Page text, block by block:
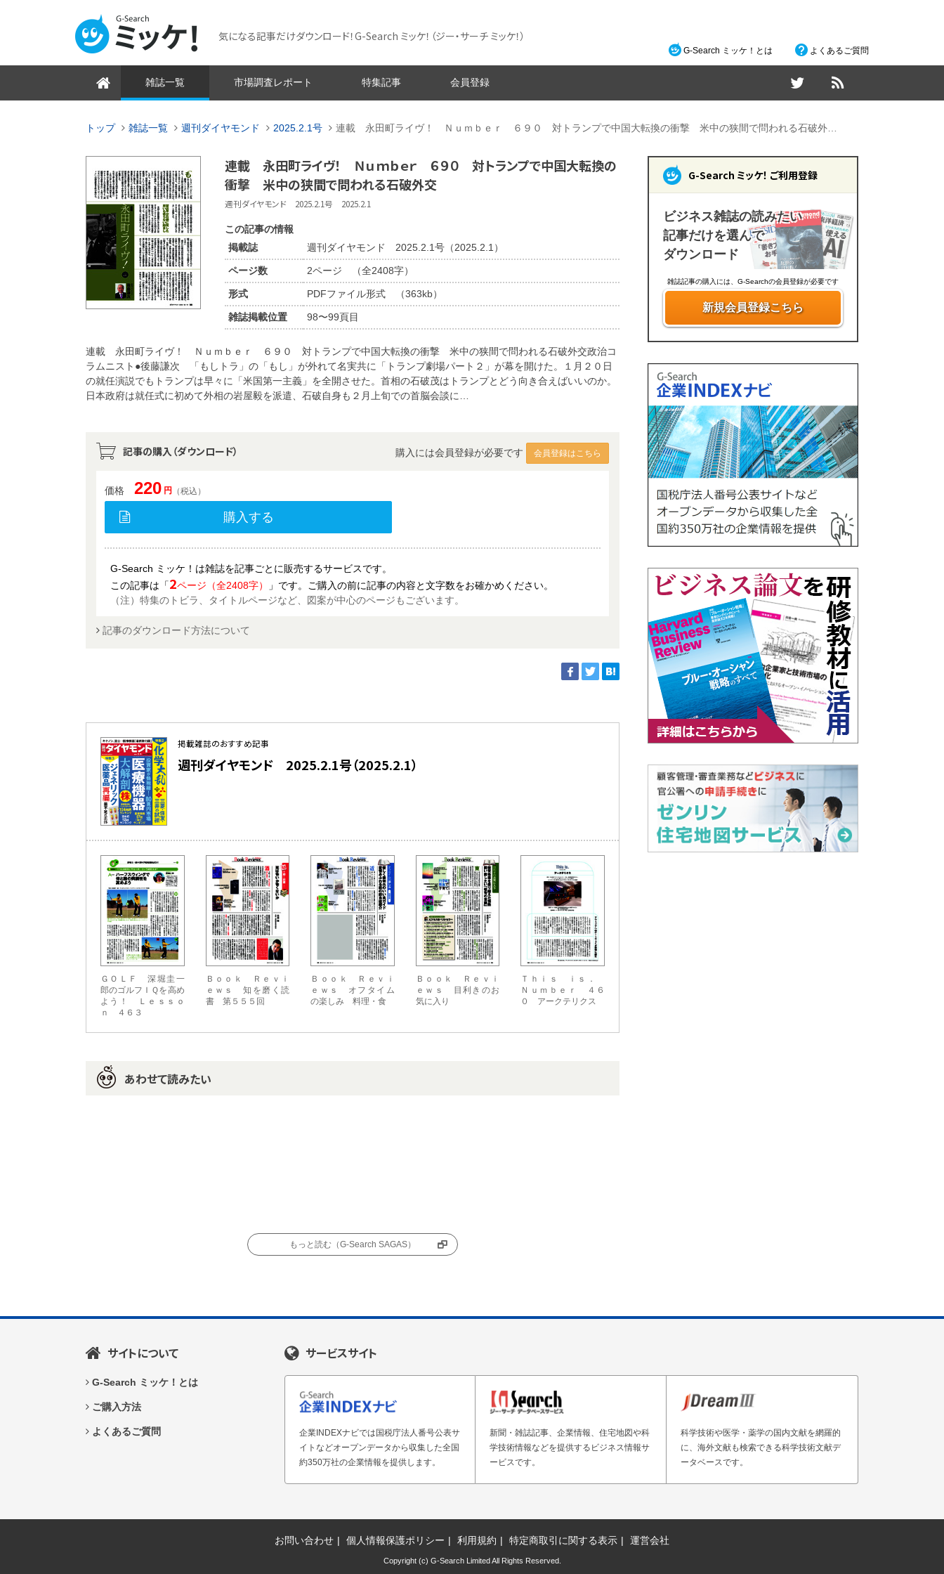
気になる記事だけダウンロード！G-Search ミッケ！ （ジー・サーチ ミッケ！）
G-Search ミッケ！とは よくあるご質問
雑誌一覧 市場調査レポート 特集記事 会員登録
トップ 雑誌一覧 週刊ダイヤモンド 2025.2.1号 連載 永田町ライヴ！ Ｎｕｍｂｅｒ ６９０ 対トランプで中国大転換の衝撃 米中の狭間で問われる石破外…
連載 永田町ライヴ！ Ｎｕｍｂｅｒ ６９０ 対トランプで中国大転換の
衝撃 米中の狭間で問われる石破外交
週刊ダイヤモンド 2025.2.1号 2025.2.1
この記事の情報
掲載誌
週刊ダイヤモンド 2025.2.1号（2025.2.1）
ページ数 2ページ （全2408字）
形式 PDFファイル形式 （363kb）
雑誌掲載位置 98〜99頁目
連載 永田町ライヴ！ Ｎｕｍｂｅｒ ６９０ 対トランプで中国大転換の衝撃 米中の狭間で問われる石破外交政治コ
ラムニスト●後藤謙次 「もしトラ」の「もし」が外れて名実共に「トランプ劇場パート２」が幕を開けた。１月２０日
の就任演説でもトランプは早々に「米国第一主義」を全開させた。首相の石破茂はトランプとどう向き合えばいいのか。
日本政府は就任式に初めて外相の岩屋毅を派遣、石破自身も２月上旬での首脳会談に…
記事の購入（ダウンロード） 購入には会員登録が必要です 会員登録はこちら
価格 220 円 （税込）
購入する
G-Search ミッケ！は雑誌を記事ごとに販売するサービスです。
この記事は「2ページ（全2408字）
」です。ご購入の前に記事の内容と文字数をお確かめください。
（注）特集のトビラ、タイトルページなど、図案が中心のページもございます。
記事のダウンロード方法について
掲載雑誌のおすすめ記事
週刊ダイヤモンド 2025.2.1号（2025.2.1）
ＧＯＬＦ 深堀圭一
郎のゴルフＩＱを高め
よう！ Ｌｅｓｓｏ
ｎ ４６３
Ｂｏｏｋ Ｒｅｖｉ
ｅｗｓ 知を磨く読
書 第５５５回
Ｂｏｏｋ Ｒｅｖｉ
ｅｗｓ オフタイム
の楽しみ 料理・食
Ｂｏｏｋ Ｒｅｖｉ
ｅｗｓ 目利きのお
気に入り
Ｔｈｉｓ ｉｓ．
Ｎｕｍｂｅｒ ４６
０ アークテリクス
あわせて読みたい
もっと読む（G-Search SAGAS）
G-Search ミッケ！ ご利用登録
ビジネス雑誌の読みたい
記事だけを選んで
ダウンロード
雑誌記事の購入には、G-Searchの会員登録が必要です
新規会員登録こちら
サイトについて
G-Search ミッケ！とは
ご購入方法
よくあるご質問
サービスサイト
企業INDEXナビでは国税庁法人番号公表サ
イトなどオープンデータから収集した全国
約350万社の企業情報を提供します。
新聞・雑誌記事、企業情報、住宅地図や科
学技術情報などを提供するビジネス情報サ
ービスです。
科学技術や医学・薬学の国内文献を網羅的
に、海外文献も検索できる科学技術文献デ
ータベースです。
お問い合わせ 個人情報保護ポリシー 利用規約 特定商取引に関する表示 運営会社
Copyright (c) G-Search Limited All Rights Reserved.